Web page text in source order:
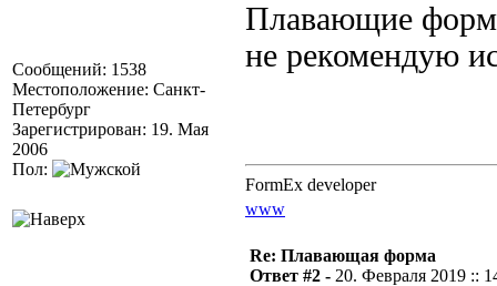
Сообщений: 1538
Местоположение: Санкт-
Петербург
Зарегистрирован: 19. Мая
2006
Пол:
Плавающие
не рекомендую
FormEx developer
www
Re: Плавающая форма
Ответ #2 - 20. Февраля 2019 ::